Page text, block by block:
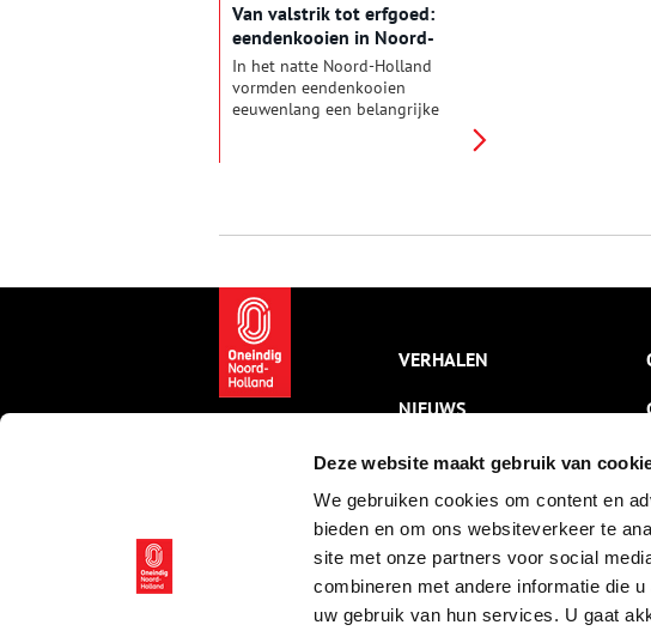
Deze website maakt gebruik van
We gebruiken cookies om content en
bieden en om ons websiteverkeer te
site met onze partners voor social
combineren met andere informatie die
uw gebruik van hun services. U gaat
Van valstrik tot erfgoed:
eendenkooien in Noord-
Holland
In het natte Noord-Holland
vormden eendenkooien
eeuwenlang een belangrijke
vangen voor consumptie. Door
nietsvermoedende eenden
gelokt en opgesloten, waarna ze
letterlijk ‘de pijp uit’ gingen.
VERHALEN
NIEUWS
KALENDER
THEMA’S
ACTIVITEITEN
VIDEO’S